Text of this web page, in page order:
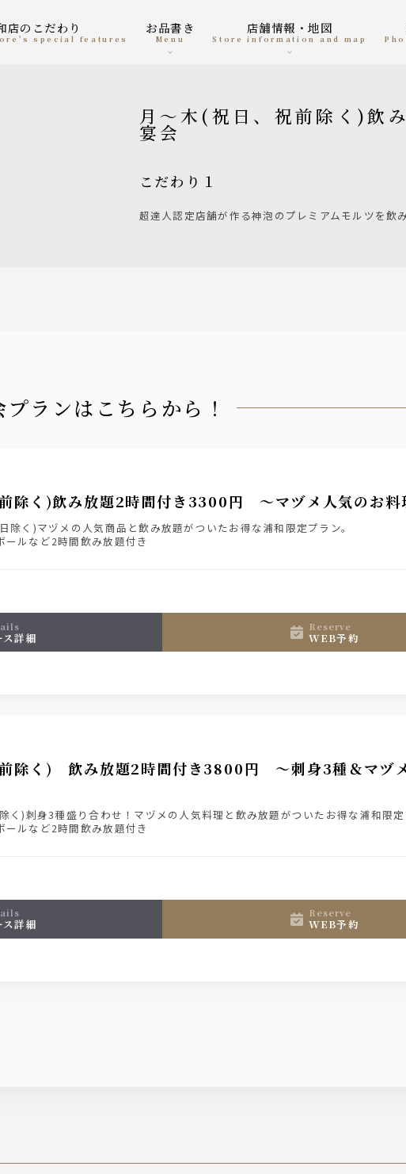
店のこだわり
special features
お品書き
menu
店舗情報・地図
Store information and map
月〜木(祝日、祝前除く)飲み放題付きお得
宴会
こだわり１
超達人認定店舗が作る神泡のプレミアムモルツを飲
ランはこちらから！
除く)飲み放題2時間付き3300円 〜マヅメ人気のお料
除く)マヅメの人気商品と飲み放題がついたお得な浦和限定プラン。
ルなど2時間飲み放題付き
ス詳細
reserve
WEB予約
除く) 飲み放題2時間付き3800円 〜刺身3種＆マヅ
く)刺身3種盛り合わせ！マヅメの人気料理と飲み放題がついたお得な浦和限定
ルなど2時間飲み放題付き
ス詳細
reserve
WEB予約